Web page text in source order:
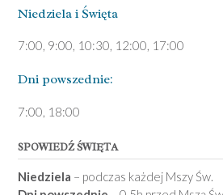
Niedziela ­i Święta
7:00, 9:00, 10:30, 12:00, 17:00
Dni pows­zednie:
7­:00, 18:00­
SPOWIEDŹ ŚWIĘTA
Niedziela – podczas każdej Mszy Św.